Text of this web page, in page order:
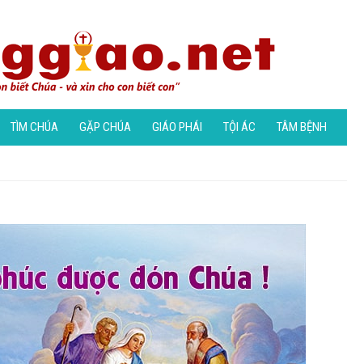
TÌM CHÚA GẶP CHÚA GIÁO PHÁI TỘI ÁC TÂM BỆNH